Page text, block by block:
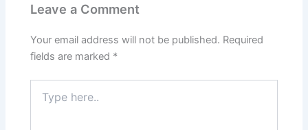
Leave a Comment
Your email address will not be published. Required
fields are marked *
here..